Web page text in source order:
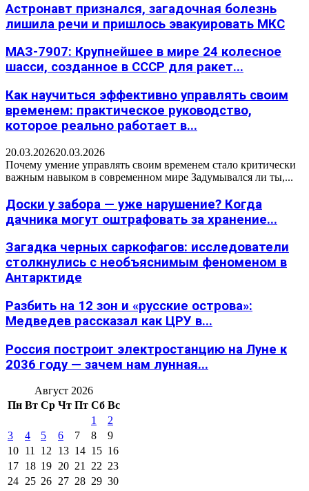
Астронавт признался, загадочная болезнь
лишила речи и пришлось эвакуировать МКС
МАЗ-7907: Крупнейшее в мире 24 колесное
шасси, созданное в СССР для ракет...
Как научиться эффективно управлять своим
временем: практическое руководство,
которое реально работает в...
20.03.202620.03.2026
Почему умение управлять своим временем стало критически
важным навыком в современном мире Задумывался ли ты,...
Доски у забора — уже нарушение? Когда
дачника могут оштрафовать за хранение...
Загадка черных саркофагов: исследователи
столкнулись с необъяснимым феноменом в
Антарктиде
Разбить на 12 зон и «русские острова»:
Медведев рассказал как ЦРУ в...
Россия построит электростанцию на Луне к
2036 году — зачем нам лунная...
Август 2026
Пн Вт Ср Чт Пт Сб Вс
1
2
3
4 5 6 7 8
9
10 11 12 13 14 15 16
17 18 19 20 21 22 23
24 25 26 27 28 29 30